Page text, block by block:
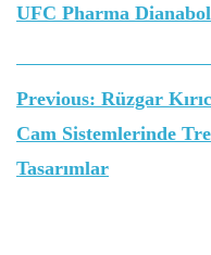
UFC Pharma
Yazı
gezinmesi
Previous: Rüzgar
Cam Sistemlerinde
Tasarımlar